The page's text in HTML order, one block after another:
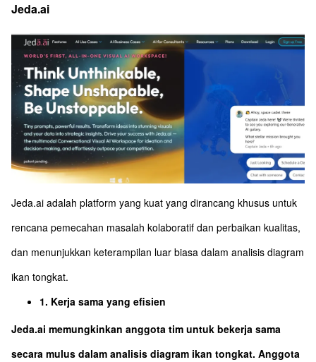
Jeda.ai
Jeda.ai adalah platform yang kuat yang dirancang khusus untuk
rencana pemecahan masalah kolaboratif dan perbaikan kualitas,
dan menunjukkan keterampilan luar biasa dalam analisis diagram
ikan tongkat.
1. Kerja sama yang efisien
Jeda.ai memungkinkan anggota tim untuk bekerja sama
secara mulus dalam analisis diagram ikan tongkat. Anggota